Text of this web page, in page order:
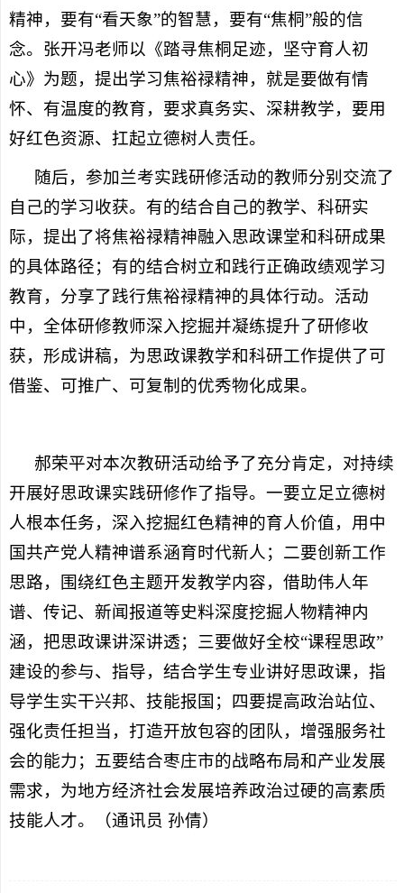
精神，要有“看天象”的智慧，要有“焦桐”般的信
念。张开冯老师以《踏寻焦桐足迹，坚守育人初
心》为题，提出学习焦裕禄精神，就是要做有情
怀、有温度的教育，要求真务实、深耕教学，要用
好红色资源、扛起立德树人责任。
随后，参加兰考实践研修活动的教师分别交流了
自己的学习收获。有的结合自己的教学、科研实
际，提出了将焦裕禄精神融入思政课堂和科研成果
的具体路径；有的结合树立和践行正确政绩观学习
教育，分享了践行焦裕禄精神的具体行动。活动
中，全体研修教师深入挖掘并凝练提升了研修收
获，形成讲稿，为思政课教学和科研工作提供了可
借鉴、可推广、可复制的优秀物化成果。
郝荣平对本次教研活动给予了充分肯定，对持续
开展好思政课实践研修作了指导。一要立足立德树
人根本任务，深入挖掘红色精神的育人价值，用中
国共产党人精神谱系涵育时代新人；二要创新工作
思路，围绕红色主题开发教学内容，借助伟人年
谱、传记、新闻报道等史料深度挖掘人物精神内
涵，把思政课讲深讲透；三要做好全校“课程思政”
建设的参与、指导，结合学生专业讲好思政课，指
导学生实干兴邦、技能报国；四要提高政治站位、
强化责任担当，打造开放包容的团队，增强服务社
会的能力；五要结合枣庄市的战略布局和产业发展
需求，为地方经济社会发展培养政治过硬的高素质
技能人才。（通讯员 孙倩）